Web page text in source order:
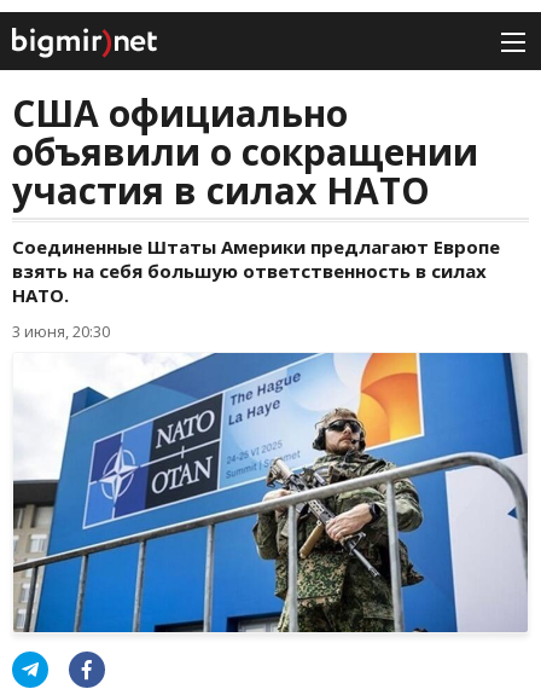
США официально
объявили о сокращении
участия в силах НАТО
Соединенные Штаты Америки предлагают Европе
взять на себя большую ответственность в силах
НАТО.
3 июня, 20:30